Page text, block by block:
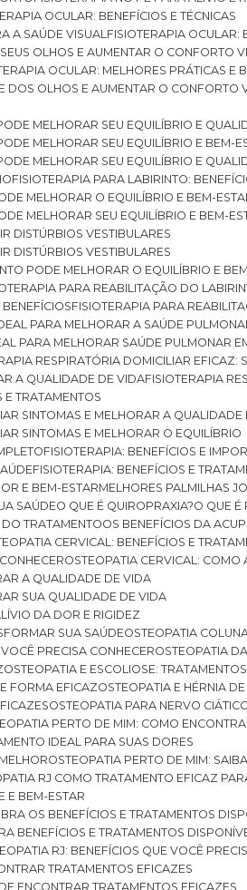
OCULAR: BENEFÍCIOS E TÉCNICAS
A SAÚDE VISUAL FISIOTERAPIA
OLHOS E AUMENTAR O CONFORTO
OCULAR: MELHORES PRÁTICAS E
DOS OLHOS E AUMENTAR O CONFORTO
MELHORAR SEU EQUILÍBRIO E
MELHORAR SEU EQUILÍBRIO E BEM-
MELHORAR SEU EQUILÍBRIO E
FISIOTERAPIA PARA LABIRINTO:
MELHORAR O EQUILÍBRIO E BEM-
MELHORAR SEU EQUILÍBRIO E BEM-
DISTÚRBIOS VESTIBULARES
DISTÚRBIOS VESTIBULARES
PODE MELHORAR O EQUILÍBRIO E
PARA REABILITAÇÃO DO
FISIOTERAPIA PARA
PARA MELHORAR A SAÚDE
PARA MELHORAR SAÚDE PULMONAR
RESPIRATÓRIA DOMICILIAR
A QUALIDADE DE VIDA
FISIOTERAPIA
E TRATAMENTOS
SINTOMAS E MELHORAR A QUALIDADE
SINTOMAS E MELHORAR O EQUILÍBRIO
FISIOTERAPIA: BENEFÍCIOS E
FISIOTERAPIA: BENEFÍCIOS E
E BEM-ESTAR
MELHORES PALMILHAS
SAÚDE
O QUE É QUIROPRAXIA?
O QUE
DO TRATAMENTO
OS BENEFÍCIOS DA
CERVICAL: BENEFÍCIOS E
OSTEOPATIA CERVICAL:
A QUALIDADE DE VIDA
SUA QUALIDADE DE VIDA
DA DOR E RIGIDEZ
SUA SAÚDE
OSTEOPATIA
PRECISA CONHECER
OSTEOPATIA
OSTEOPATIA E ESCOLIOSE:
FORMA EFICAZ
OSTEOPATIA E HÉRNIA
OSTEOPATIA PARA NERVO
PERTO DE MIM: COMO
IDEAL PARA SUAS DORES
OSTEOPATIA PERTO DE MIM:
RJ COMO TRATAMENTO EFICAZ
E BEM-ESTAR
OS BENEFÍCIOS E TRATAMENTOS
BENEFÍCIOS E TRATAMENTOS
RJ: BENEFÍCIOS QUE VOCÊ
TRATAMENTOS EFICAZES
ENCONTRAR TRATAMENTOS EFICAZES